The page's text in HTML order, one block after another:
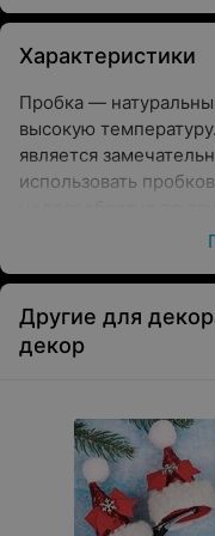
Характеристики
Пробка —
высокую
является
использовать
столешница
высокой
блюдо будет
Пробка не
Поэтому сегодня
на пробковой
покрытием. С
наносятся
только принесут
Другие для
декор